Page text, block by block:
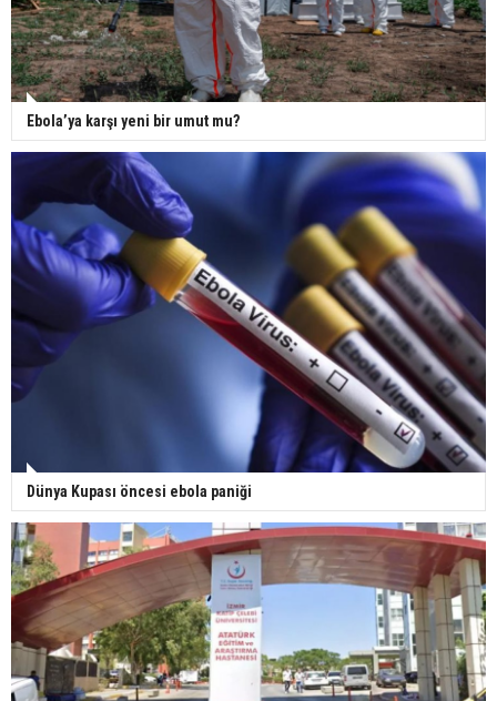
Ebola’ya karşı yeni bir umut mu?
Dünya Kupası öncesi ebola paniği